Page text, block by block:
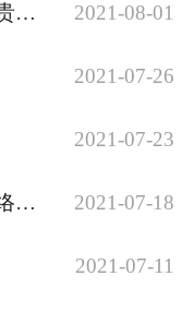
今日头条广告平台上投放广告贵不贵? 2021-08-01
2021-07-26
2021-07-23
情感咨询行业怎么进行精准网络推广？ 2021-07-18
2021-07-11